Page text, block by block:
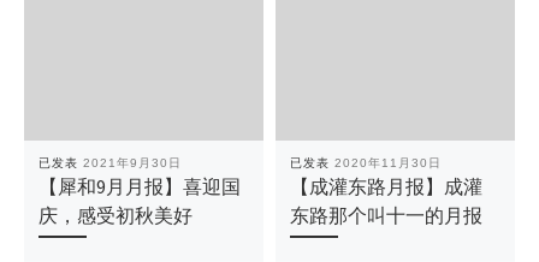
已发表 2021年9月30日
【犀和9月月报】喜迎国
庆，感受初秋美好
已发表 2020年11月30日
【成灌东路月报】成灌
东路那个叫十一的月报